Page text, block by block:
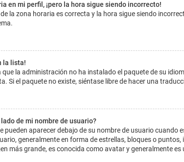
en mi perfil, ¡pero la hora sigue siendo incorrecto!
la zona horaria es correcta y la hora sigue siendo
la lista!
que la administración no ha instalado el paquete de su
Si el paquete no existe, siéntase libre de hacer una
de mi nombre de usuario?
pueden aparecer debajo de su nombre de usuario
generalmente en forma de estrellas, bloques o
más grande, es conocida como avatar y generalmente